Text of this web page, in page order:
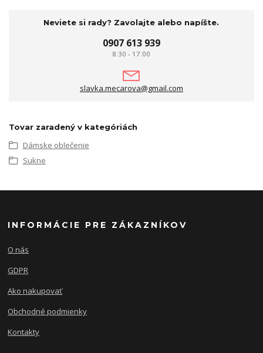
Neviete si rady? Zavolajte alebo napíšte.
0907 613 939
8:30 - 17:00
slavka.mecarova@gmail.com
Tovar zaradený v kategóriách
Dámske oblečenie
Sukne
INFORMÁCIE PRE ZÁKAZNÍKOV
O nás
GDPR
Ako nakupovať
Obchodné podmienky
Kontakty